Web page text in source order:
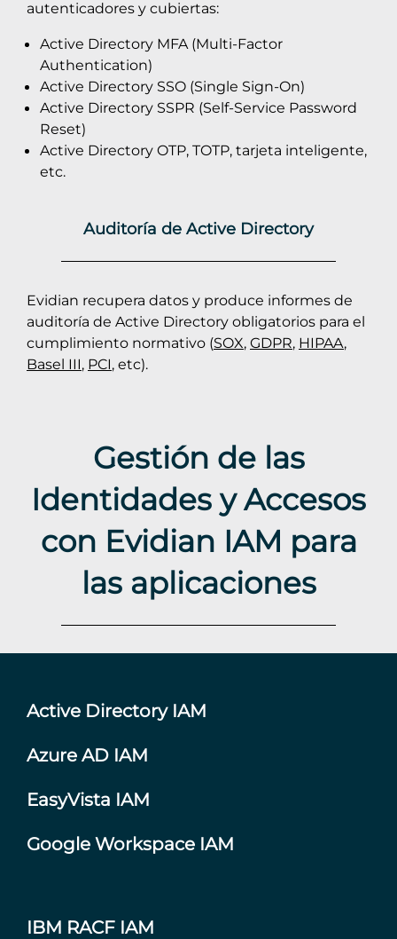
autenticadores y cubiertas:
Active Directory MFA (Multi-Factor
Authentication)
Active Directory SSO (Single Sign-On)
Active Directory SSPR (Self-Service Password
Reset)
Active Directory OTP, TOTP, tarjeta inteligente,
etc.
Auditoría de Active Directory
Evidian recupera datos y produce informes de
auditoría de Active Directory obligatorios para el
cumplimiento normativo (SOX, GDPR, HIPAA,
Basel III, PCI, etc).
Gestión de las
Identidades y Accesos
con Evidian IAM para
las aplicaciones
Active Directory IAM
Azure AD IAM
EasyVista IAM
Google Workspace IAM
IBM RACF IAM